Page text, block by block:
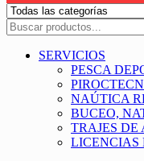
SERVICIOS
PESCA
NAÚTICA
BUCEO,
TRAJES DE
LICENCIAS